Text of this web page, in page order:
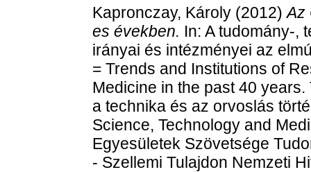
Kapronczay, Károly (2012)Az
es években. In: A tudomány-,
irányai és intézményei az
= Trends and Institutions of
Medicine in the past 40
a technika és az orvoslás
Science, Technology and
Egyesületek Szövetsége
- Szellemi Tulajdon Nemzeti